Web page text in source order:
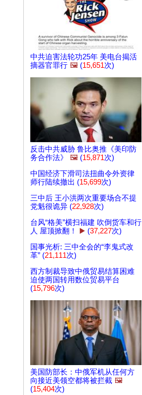
中共迫害法轮功25年 美电台揭活
摘器官罪行 🖼️ (15,651次)
反击中共威胁 鲁比奥推《美印防
务合作法》
🖼️ (15,871次)
中国经济下滑司法扭曲令外资律
师行陆续撤出 (15,699次)
三中后 王小洪两次重要场合不提
党魁很诡异 (22,928次)
台风“格美”横扫福建 吹倒货车和行
人 屋顶掀翻！
▶️ (37,227次)
国事光析: 三中全会的“李鬼式改
革” (21,111次)
西方制裁导致中俄贸易结算困难
迫使两国转用数位贸易平台
(15,796次)
美国防部长：中俄军机从任何方
向接近美领空都将被拦截 🖼️
(15,404次)